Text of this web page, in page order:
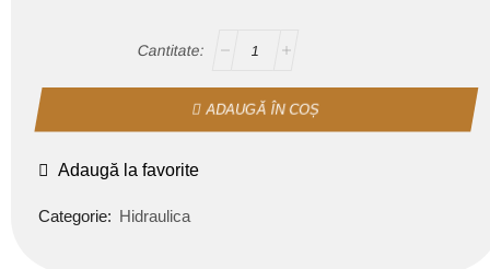
ADAUGĂ ÎN COȘ
Adaugă la favorite
Categorie: Hidraulica